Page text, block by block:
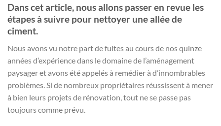
Dans cet article, nous allons passer en revue les
étapes à suivre pour nettoyer une allée de
ciment.
Nous avons vu notre part de fuites au cours de nos quinze
années d’expérience dans le domaine de l’aménagement
paysager et avons été appelés à remédier à d’innombrables
problèmes. Si de nombreux propriétaires réussissent à mener
à bien leurs projets de rénovation, tout ne se passe pas
toujours comme prévu.